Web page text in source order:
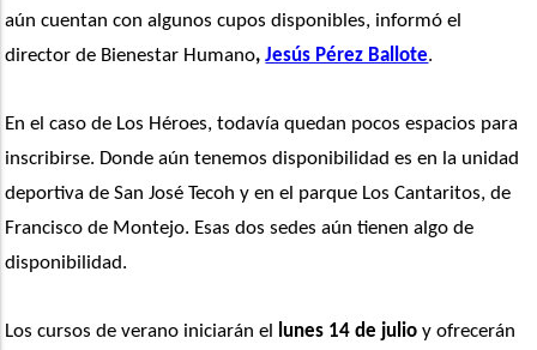
aún cuentan con algunos cupos disponibles, informó el
director de Bienestar Humano, Jesús Pérez Ballote.
En el caso de Los Héroes, todavía quedan pocos espacios para
inscribirse. Donde aún tenemos disponibilidad es en la unidad
deportiva de San José Tecoh y en el parque Los Cantaritos, de
Francisco de Montejo. Esas dos sedes aún tienen algo de
disponibilidad.
Los cursos de verano iniciarán el lunes 14 de julio y ofrecerán